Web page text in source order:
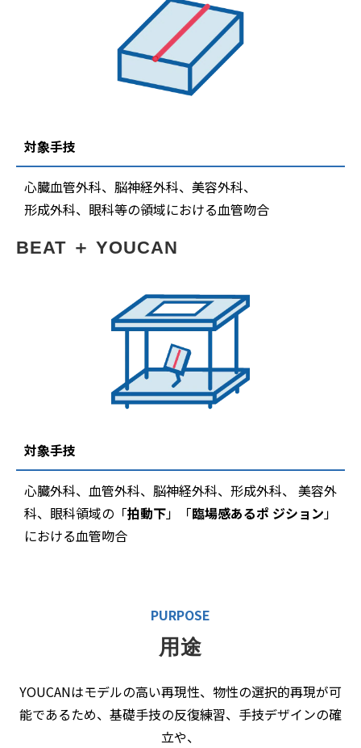
対象手技
心臓血管外科、脳神経外科、美容外科、
形成外科、眼科等の領域における血管吻合
BEAT ＋ YOUCAN
対象手技
心臓外科、血管外科、脳神経外科、形成外科、 美容外
科、眼科領域の「拍動下」「臨場感あるポ ジション」
における血管吻合
PURPOSE
用途
YOUCANはモデルの高い再現性、物性の選択的再現が可
能であるため、基礎手技の反復練習、手技デザインの確
立や、